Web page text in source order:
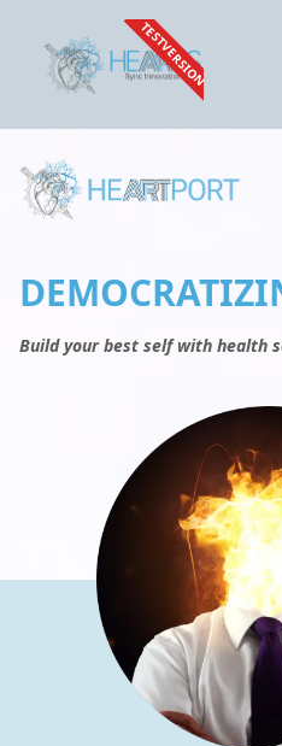
TESTVERSION
Build your best self with health